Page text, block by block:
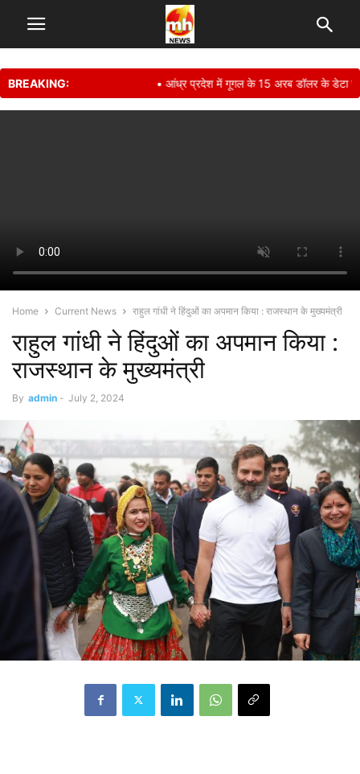
BREAKING: • आंध्र प्रदेश में गूगल के 15 अरब डॉलर के डेटा सेंटर
Home Current News राहुल गांधी ने हिंदुओं का अपमान किया : राजस्थान के मुख्यमंत्री
राहुल गांधी ने हिंदुओं का अपमान किया :
राजस्थान के मुख्यमंत्री
By admin - July 2, 2024